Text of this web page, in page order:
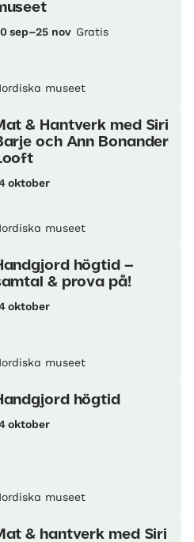
sep–25 nov Gratis
museet
& Hantverk med Siri
och Ann Bonander
oktober
museet
högtid –
& prova på!
oktober
museet
högtid
oktober
museet
& hantverk med Siri